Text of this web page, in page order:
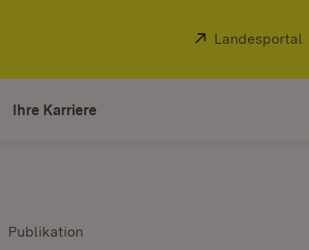
Extern:
Landesportal
Ihre Karriere
Publikation